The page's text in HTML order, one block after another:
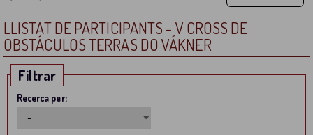
LLISTAT DE PARTICIPANTS - V CROSS DE
OBSTÁCULOS TERRAS DO VÁKNER
Filtrar
Recerca per: